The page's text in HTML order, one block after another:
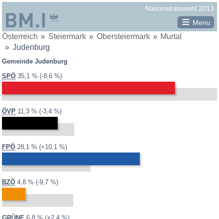
Nationalratswahl 2013
BM.I
Bundesministerium
für
Inneres
Österreich
Menu
Sie
befinden
sich
Österreich Steiermark Obersteiermark
Murtal
Judenburg
Gemeinde Judenburg
SPÖ 2013:
35,1 % 2008:
43,7 %
Differenz:
-8,6 %
ÖVP 2013:
11,3 % 2008:
14,7 %
Differenz:
-3,4 %
FPÖ 2013:
28,1 % 2008:
18,0 %
Differenz:
+10,1 %
BZÖ 2013:
4,8 % 2008:
14,5 %
Differenz:
-9,7 %
2013: 2008:
4,3 %
Differenz:
Gemeinden in Murtal
Bretstein
Eppenstein
Feistritz bei Knittelfeld
Fohnsdorf
Gaal
Großlobming
Hohentauern
Judenburg
Kleinlobming